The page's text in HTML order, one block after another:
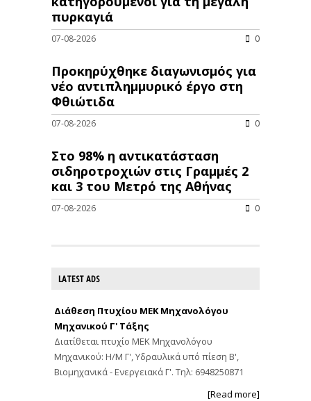
πυρκαγιά
07-08-2026 0
Προκηρύχθηκε διαγωνισμός για
νέo αντιπλημμυρικό έργο στη
Φθιώτιδα
07-08-2026 0
Στο 98% η αντικατάσταση
σιδηροτροχιών στις Γραμμές 2
και 3 του Μετρό της Αθήνας
07-08-2026 0
LATEST ADS
Διάθεση Πτυχίου ΜΕΚ Μηχανολόγου
Μηχανικού Γ' Τάξης
Διατίθεται πτυχίο ΜΕΚ Μηχανολόγου
Μηχανικού: Η/Μ Γ', Υδραυλικά υπό πίεση Β',
Βιομηχανικά - Ενεργειακά Γ'. Τηλ: 6948250871
[Read more]